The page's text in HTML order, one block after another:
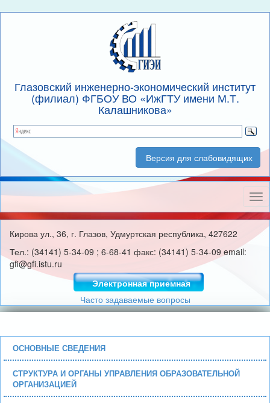
Глазовский инженерно-экономический институт
(филиал) ФГБОУ ВО «ИжГТУ имени М.Т.
Калашникова»
Версия для слабовидящих
Кирова ул., 36, г. Глазов, Удмуртская республика, 427622
Тел.: (34141) 5-34-09 ; 6-68-41 факс: (34141) 5-34-09 email:
gfi@gfi.istu.ru
Электронная приемная
Часто задаваемые вопросы
ОСНОВНЫЕ СВЕДЕНИЯ
СТРУКТУРА И ОРГАНЫ УПРАВЛЕНИЯ ОБРАЗОВАТЕЛЬНОЙ
ОРГАНИЗАЦИЕЙ